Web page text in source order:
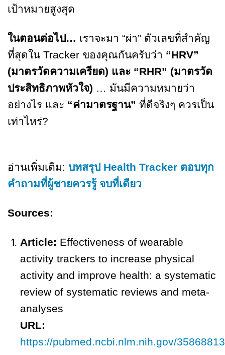
เป้าหมายสูงสุด
ในตอนต่อไป… เราจะมา “ผ่า” ตัวเลขที่สำคัญ
ที่สุดใน Tracker ของคุณกันครับว่า “HRV”
(มาตรวัดความเครียด) และ “RHR” (มาตรวัด
ประสิทธิภาพหัวใจ) … มันมีความหมายว่า
อย่างไร และ “ค่ามาตรฐาน” ที่ดีจริงๆ ควรเป็น
เท่าไหร่?
อ่านเพิ่มเติม: บทสรุป Health Tracker ตอบทุก
คำถามที่ผู้ชายควรรู้ จบที่เดียว
Sources:
Article: Effectiveness of wearable
activity trackers to increase physical
activity and improve health: a systematic
review of systematic reviews and meta-
analyses
URL:
https://pubmed.ncbi.nlm.nih.gov/